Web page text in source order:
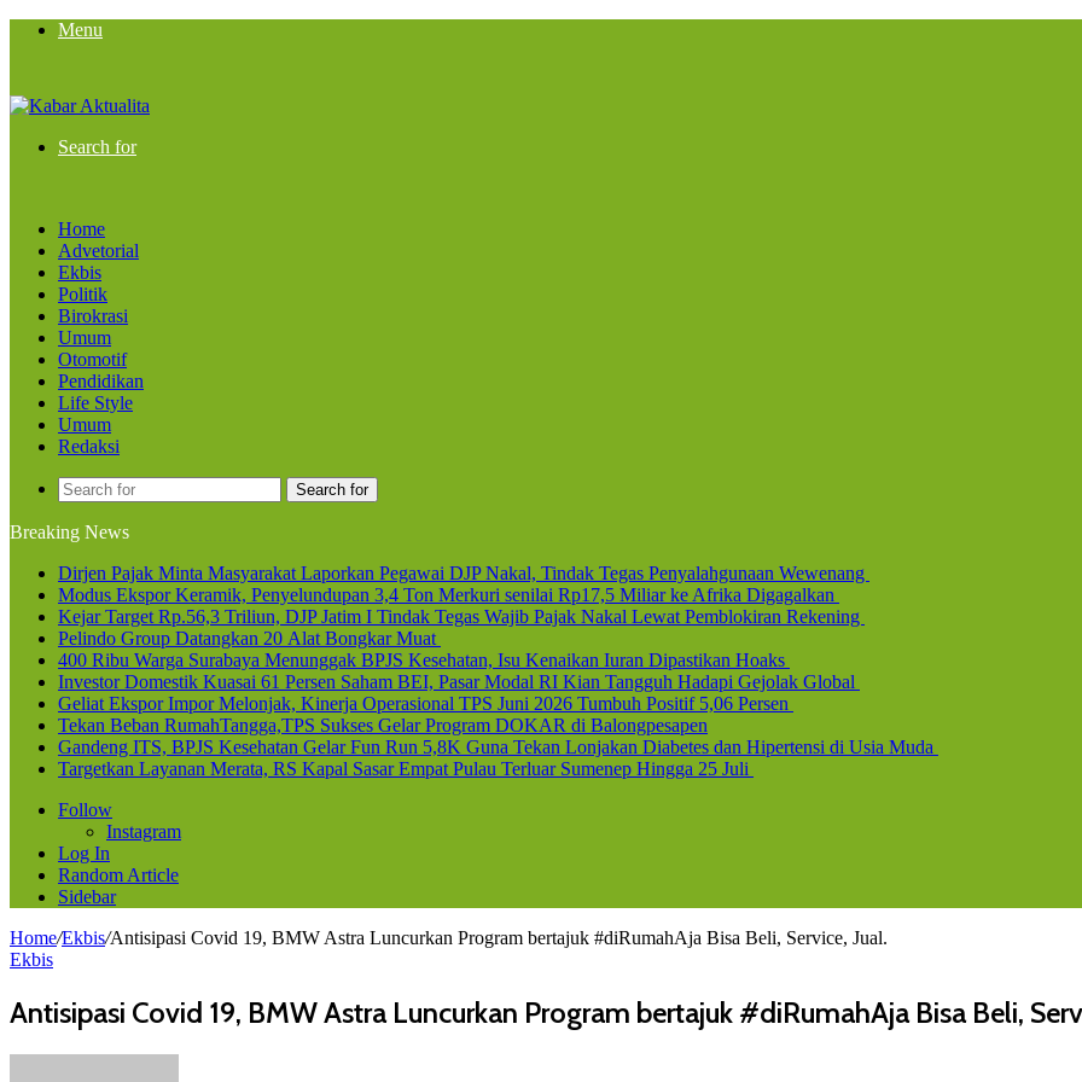
Menu
Search for
Home
Advetorial
Ekbis
Politik
Birokrasi
Umum
Otomotif
Pendidikan
Life Style
Umum
Redaksi
Search for
Breaking News
Dirjen Pajak Minta Masyarakat Laporkan Pegawai DJP Nakal, Tindak Tegas Penyalahgunaan Wewenang
Modus Ekspor Keramik, Penyelundupan 3,4 Ton Merkuri senilai Rp17,5 Miliar ke Afrika Digagalkan
Kejar Target Rp.56,3 Triliun, DJP Jatim I Tindak Tegas Wajib Pajak Nakal Lewat Pemblokiran Rekening
Pelindo Group Datangkan 20 Alat Bongkar Muat
400 Ribu Warga Surabaya Menunggak BPJS Kesehatan, Isu Kenaikan Iuran Dipastikan Hoaks
Investor Domestik Kuasai 61 Persen Saham BEI, Pasar Modal RI Kian Tangguh Hadapi Gejolak Global
Geliat Ekspor Impor Melonjak, Kinerja Operasional TPS Juni 2026 Tumbuh Positif 5,06 Persen
Tekan Beban RumahTangga,TPS Sukses Gelar Program DOKAR di Balongpesapen
Gandeng ITS, BPJS Kesehatan Gelar Fun Run 5,8K Guna Tekan Lonjakan Diabetes dan Hipertensi di Usia Muda
Targetkan Layanan Merata, RS Kapal Sasar Empat Pulau Terluar Sumenep Hingga 25 Juli
Follow
Instagram
Log In
Random Article
Sidebar
Home/Ekbis/Antisipasi Covid 19, BMW Astra Luncurkan Program bertajuk #diRumahAja Bisa Beli, Service, Jual.
Ekbis
Antisipasi Covid 19, BMW Astra Luncurkan Program bertajuk #diRumahAja Bisa Beli,